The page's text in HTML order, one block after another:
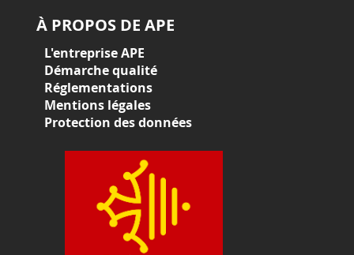
À PROPOS DE APE
L'entreprise APE
Démarche qualité
Réglementations
Mentions légales
Protection des données